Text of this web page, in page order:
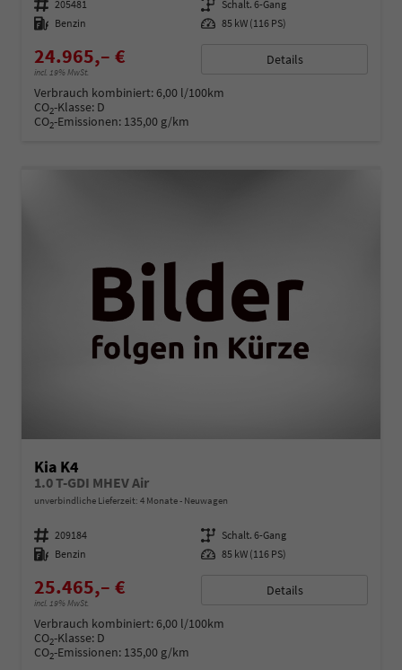
Fahrzeugnummer 205481 Getriebe Schalt. 6-Gang
Kraftstoff Benzin Leistung 85 kW (116 PS)
24.965,– €
incl. 19% MwSt.
Details
Verbrauch kombiniert:6,00 l/100km
CO2-Klasse: D
CO2-Emissionen: 135,00 g/km
Kia K4
1.0 T-GDI MHEV Air
unverbindliche Lieferzeit: 4 Monate Neuwagen
Fahrzeugnummer 209184 Getriebe Schalt. 6-Gang
Kraftstoff Benzin Leistung 85 kW (116 PS)
25.465,– €
incl. 19% MwSt.
Details
Verbrauch kombiniert:6,00 l/100km
CO2-Klasse: D
CO2-Emissionen: 135,00 g/km